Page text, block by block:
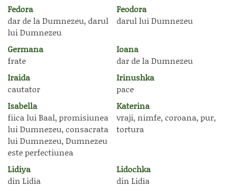
Fedora
dar de la Dumnezeu, darul
lui Dumnezeu
Feodora
darul lui Dumnezeu
Germana
frate
Ioana
dar de la Dumnezeu
Iraida
cautator
Irinushka
pace
Isabella
fiica lui Baal, promisiunea
lui Dumnezeu, consacrata
lui Dumnezeu, Dumnezeu
este perfectiunea
Katerina
vraji, nimfe, coroana, pur,
tortura
Lidiya
din Lidia
Lidochka
din Lidia